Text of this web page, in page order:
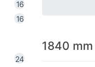
1840 mm
16
16
24